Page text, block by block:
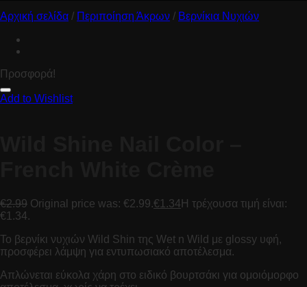
Αρχική σελίδα / Περιποίηση Άκρων / Βερνίκια Νυχιών
Προσφορά!
Add to Wishlist
€2.99 Original price was: €2.99.€1.34 Η τρέχουσα τιμή είναι:
€1.34.
Το βερνίκι νυχιών Wild Shin της Wet n Wild με glossy υφή,
προσφέρει λάμψη για εντυπωσιακό αποτέλεσμα.
Απλώνεται εύκολα χάρη στο ειδικό βουρτσάκι για ομοιόμορφο